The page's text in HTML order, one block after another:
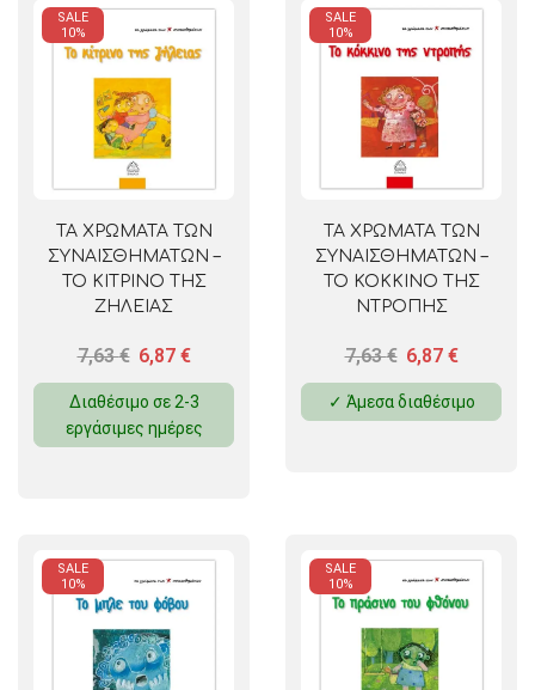
SALE
10%
ΤΑ ΧΡΩΜΑΤΑ ΤΩΝ
ΣΥΝΑΙΣΘΗΜΑΤΩΝ –
ΤΟ ΚΙΤΡΙΝΟ ΤΗΣ
ΖΗΛΕΙΑΣ
7,63€ 6,87 €
Διαθέσιμο σε 2-3
εργάσιμες ημέρες
SALE
10%
ΤΑ ΧΡΩΜΑΤΑ ΤΩΝ
ΣΥΝΑΙΣΘΗΜΑΤΩΝ –
ΤΟ ΚΟΚΚΙΝΟ ΤΗΣ
ΝΤΡΟΠΗΣ
7,63€ 6,87 €
✓ Άμεσα διαθέσιμο
SALE
10%
SALE
10%